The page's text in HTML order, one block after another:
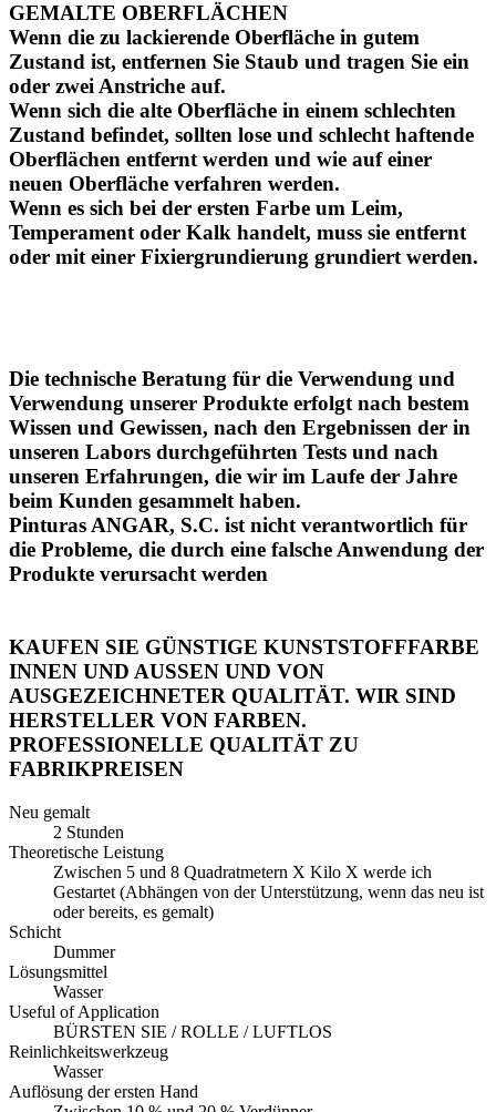
GEMALTE OBERFLÄCHEN
Wenn die zu lackierende Oberfläche in gutem
Zustand ist, entfernen Sie Staub und tragen Sie ein
oder zwei Anstriche auf.
Wenn sich die alte Oberfläche in einem schlechten
Zustand befindet, sollten lose und schlecht haftende
Oberflächen entfernt werden und wie auf einer
neuen Oberfläche verfahren werden.
Wenn es sich bei der ersten Farbe um Leim,
Temperament oder Kalk handelt, muss sie entfernt
oder mit einer Fixiergrundierung grundiert werden.
Die technische Beratung für die Verwendung und
Verwendung unserer Produkte erfolgt nach bestem
Wissen und Gewissen, nach den Ergebnissen der in
unseren Labors durchgeführten Tests und nach
unseren Erfahrungen, die wir im Laufe der Jahre
beim Kunden gesammelt haben.
Pinturas ANGAR, S.C. ist nicht verantwortlich für
die Probleme, die durch eine falsche Anwendung der
Produkte verursacht werden
KAUFEN SIE GÜNSTIGE KUNSTSTOFFFARBE
INNEN UND AUSSEN UND VON
AUSGEZEICHNETER QUALITÄT. WIR SIND
HERSTELLER VON FARBEN.
PROFESSIONELLE QUALITÄT ZU
FABRIKPREISEN
Neu gemalt
2 Stunden
Theoretische Leistung
Zwischen 5 und 8 Quadratmetern X Kilo X werde ich
Gestartet (Abhängen von der Unterstützung, wenn das neu ist
oder bereits, es gemalt)
Schicht
Dummer
Lösungsmittel
Wasser
Useful of Application
BÜRSTEN SIE / ROLLE / LUFTLOS
Reinlichkeitswerkzeug
Wasser
Auflösung der ersten Hand